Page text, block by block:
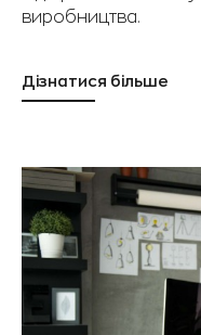
виробництва.
Дізнатися більше